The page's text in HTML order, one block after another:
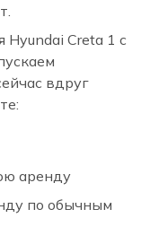
Hyundai Creta 1 с
вдруг
аренду
по обычным